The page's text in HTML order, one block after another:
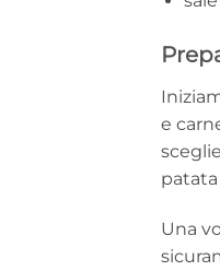
e
patata
Una